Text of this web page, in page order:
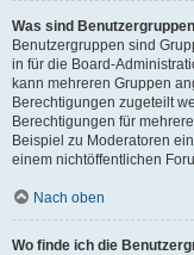
Was sind
Benutzergruppen sind
in für die Board-
kann mehreren Gruppen
Berechtigungen zugeteilt
Berechtigungen für
Beispiel zu Moderatoren
einem nichtöffentlichen
Nach oben
Wo finde ich die